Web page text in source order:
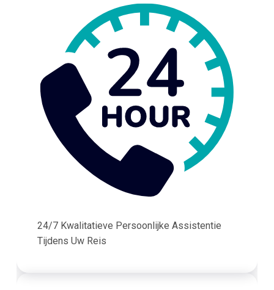
24/7 Kwalitatieve Persoonlijke Assistentie
Tijdens Uw Reis